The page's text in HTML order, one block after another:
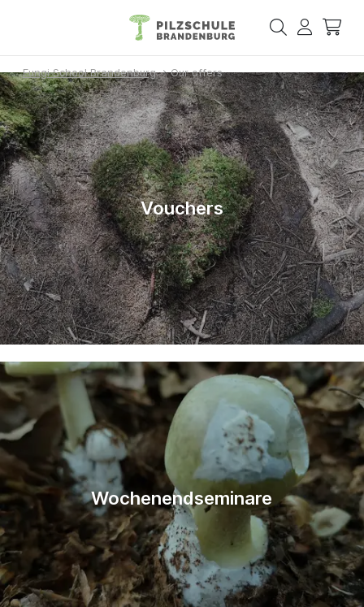
Fungi School Brandenburg Our offers
Vouchers
Wochenendseminare